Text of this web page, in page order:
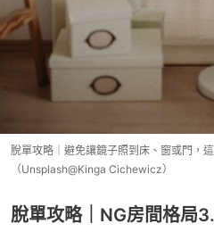
脫單攻略｜避免讓鏡子照到床、窗或門，
（Unsplash@Kinga Cichewicz）
脫單攻略｜NG房間格局